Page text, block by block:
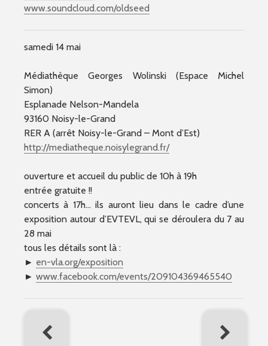
www.soundcloud.com/oldseed
samedi 14 mai
Médiathèque Georges Wolinski (Espace Michel
Simon)
Esplanade Nelson-Mandela
93160 Noisy-le-Grand
RER A (arrêt Noisy-le-Grand – Mont d’Est)
http://mediatheque.noisylegrand.fr/
ouverture et accueil du public de 10h à 19h
entrée gratuite !!
concerts à 17h… ils auront lieu dans le cadre d’une
exposition autour d’EVTEVL, qui se déroulera du 7 au
28 mai
tous les détails sont là :
► en-vla.org/exposition
► www.facebook.com/events/209104369465540